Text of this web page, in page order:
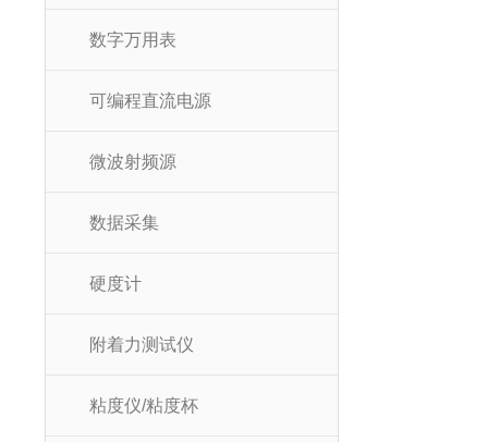
数字万用表
可编程直流电源
微波射频源
数据采集
硬度计
附着力测试仪
粘度仪/粘度杯